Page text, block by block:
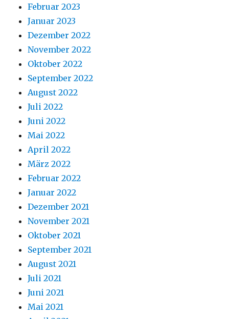
Februar 2023
Januar 2023
Dezember 2022
November 2022
Oktober 2022
September 2022
August 2022
Juli 2022
Juni 2022
Mai 2022
April 2022
März 2022
Februar 2022
Januar 2022
Dezember 2021
November 2021
Oktober 2021
September 2021
August 2021
Juli 2021
Juni 2021
Mai 2021